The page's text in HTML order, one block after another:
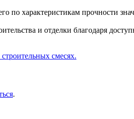
по характеристикам прочности
и отделки благодаря
смесях.
.